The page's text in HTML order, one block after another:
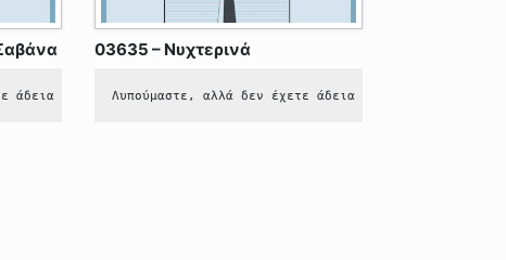
άδεια να δείτε αυτό το περιεχόμενο.
03635 – Νυχτερινά
Λυπούμαστε, αλλά δεν έχετε άδεια να δείτε αυτό το